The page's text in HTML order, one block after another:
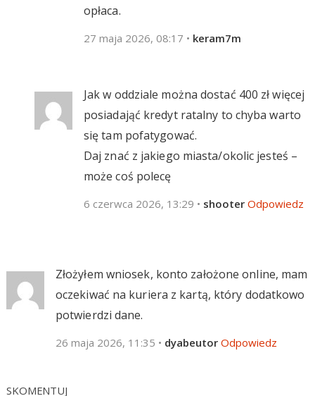
opłaca.
27 maja 2026, 08:17 • keram7m
Jak w oddziale można dostać 400 zł więcej
posiadająć kredyt ratalny to chyba warto
się tam pofatygować.
Daj znać z jakiego miasta/okolic jesteś –
może coś polecę
6 czerwca 2026, 13:29 • shooter Odpowiedz
Złożyłem wniosek, konto założone online, mam
oczekiwać na kuriera z kartą, który dodatkowo
potwierdzi dane.
26 maja 2026, 11:35 • dyabeutor Odpowiedz
SKOMENTUJ